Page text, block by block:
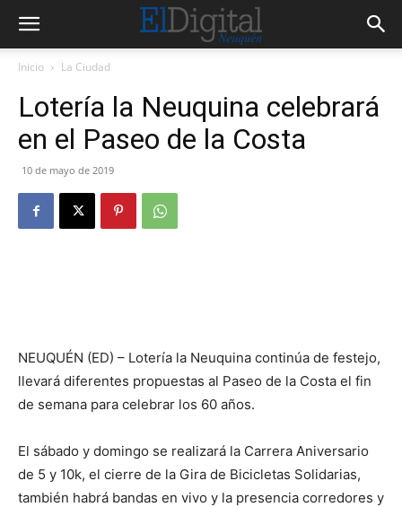
Inicio La Ciudad
Lotería la Neuquina celebrará
en el Paseo de la Costa
10 de mayo de 2019
NEUQUÉN (ED) – Lotería la Neuquina continúa de festejo,
llevará diferentes propuestas al Paseo de la Costa el fin
de semana para celebrar los 60 años.
El sábado y domingo se realizará la Carrera Aniversario
de 5 y 10k, el cierre de la Gira de Bicicletas Solidarias,
también habrá bandas en vivo y la presencia corredores y